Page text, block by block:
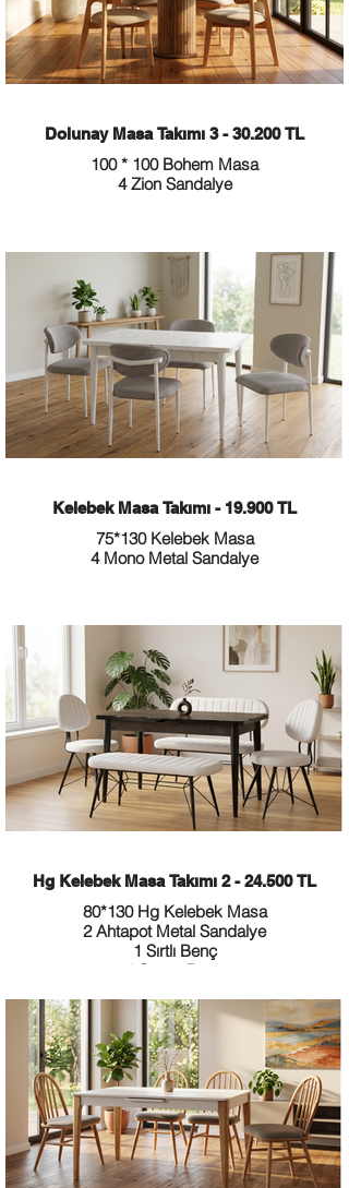
Dolunay Masa Takımı 3 - 30.200 TL
100 * 100 Bohem Masa
4 Zion Sandalye
Kelebek Masa Takımı - 19.900 TL
75*130 Kelebek Masa
4 Mono Metal Sandalye
Hg Kelebek Masa Takımı 2 - 24.500 TL
80*130 Hg Kelebek Masa
2 Ahtapot Metal Sandalye
1 Sırtlı Benç
1 Sırtsız Benç